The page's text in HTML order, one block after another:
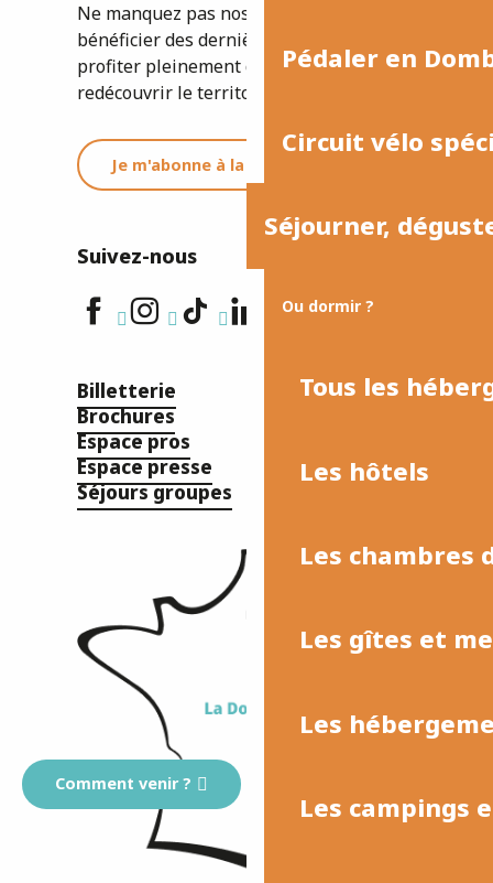
Pédaler en
Circuit vélo
Séjourner,
Ou dormir ?
Tous les
Les hôtels
Les chambres
Les gîtes et
Les
Les campings
Ne manquez pas nos newsletters pour
bénéficier des dernières informations et
profiter pleinement de votre séjour ou
redécouvrir le territoire.
Je m'abonne à la newsletter
Suivez-nous
Billetterie
Brochures
Espace pros
Espace presse
Séjours groupes
Comment venir ?